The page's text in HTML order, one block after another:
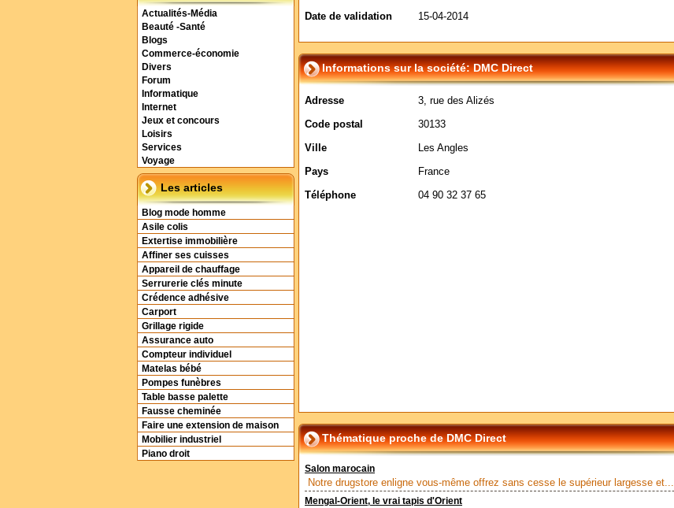
Actualités-Média
Beauté -Santé
Blogs
Commerce-économie
Divers
Forum
Informatique
Internet
Jeux et concours
Loisirs
Services
Voyage
Les articles
Blog mode homme
Asile colis
Extertise immobilière
Affiner ses cuisses
Appareil de chauffage
Serrurerie clés minute
Crédence adhésive
Carport
Grillage rigide
Assurance auto
Compteur individuel
Matelas bébé
Pompes funèbres
Table basse palette
Fausse cheminée
Faire une extension de maison
Mobilier industriel
Piano droit
Date de validation
15-04-2014
Informations sur la société: DMC Direct
Adresse
3, rue des Alizés
Code postal
30133
Ville
Les Angles
Pays
France
Téléphone
04 90 32 37 65
Thématique proche de DMC Direct
Salon marocain
Notre drugstore enligne vous-même offrez sans cesse le supérieur largesse et...
Mengal-Orient, le vrai tapis d'Orient